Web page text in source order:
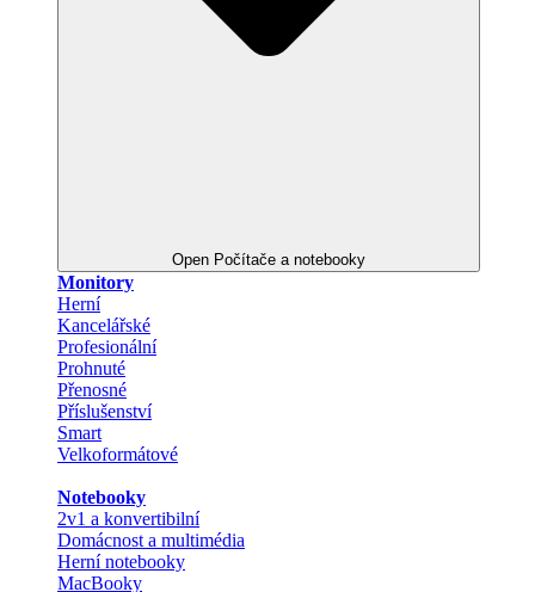
Open Počítače a notebooky
Monitory
Herní
Kancelářské
Profesionální
Prohnuté
Přenosné
Příslušenství
Smart
Velkoformátové
Notebooky
2v1 a konvertibilní
Domácnost a multimédia
Herní notebooky
MacBooky